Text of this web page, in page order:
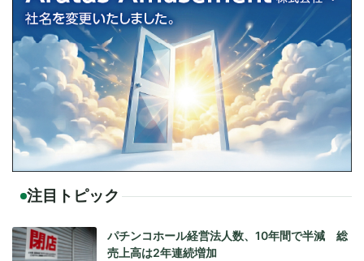
注目トピック
パチンコホール経営法人数、10年間で半減 総
売上高は2年連続増加